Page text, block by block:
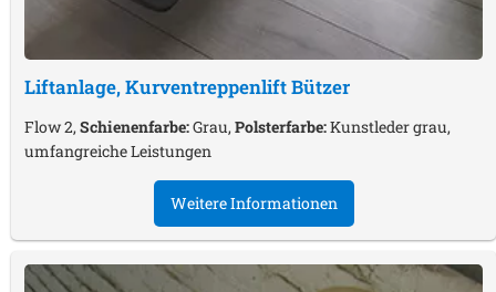
Liftanlage, KurventreppenliftBützer
Flow 2,Schienenfarbe:Grau,Polsterfarbe:Kunstleder grau,
umfangreiche Leistungen
Weitere Informationen